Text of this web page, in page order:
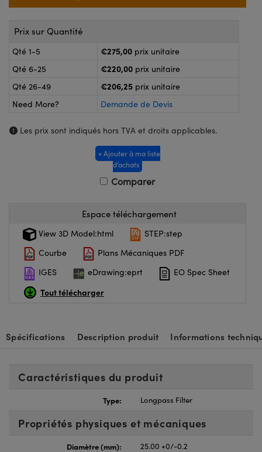
ou Coupleurs
de Poche ou à Mesure Directe
: Microscopie
Optiques Lightpath
Labs™
Optiques de SCHOTT
Prix sur Quantité
Qté 1-5 €275,00 prix unitaire
Qté 6-25
€220,00 prix unitaire
Qté 26-49
€206,25 prix unitaire
Need More?
Demande de Devis
Les prix sont indiqués hors TVA et droits applicables.
+ Ajouter à ma liste
d’achats
Comparer
Espace téléchargement
View 3D Model:html
STEP:step
Courbe
Plans Mécaniques PDF
IGES
eDrawing:eprt EO Spec Sheet
Tout télécharger
Spécifications Description produit Informations
Caractéristiques du produit
Type: Longpass Filter
Propriétés physiques et mécaniques
Diamètre (mm):
25.00 +0/-0.2